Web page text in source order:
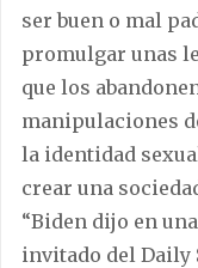
ser buen o mal
promulgar unas
que los
manipulaciones
la identidad
crear una
“Biden dijo en
invitado del Daily